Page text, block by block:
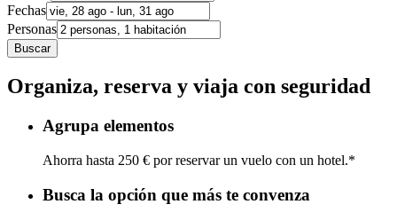
Fechas
Personas
Buscar
Organiza, reserva y viaja con seguridad
Agrupa elementos
Ahorra hasta 250 € por reservar un vuelo con un hotel.*
Busca la opción que más te convenza